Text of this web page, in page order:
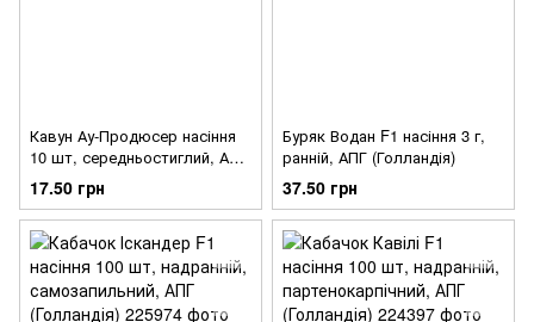
Кавун Ау-Продюсер насіння
10 шт, середньостиглий, АПГ
(Каліфорнія)
17.50 грн
Буряк Водан F1 насіння 3 г,
ранній, АПГ (Голландія)
37.50 грн